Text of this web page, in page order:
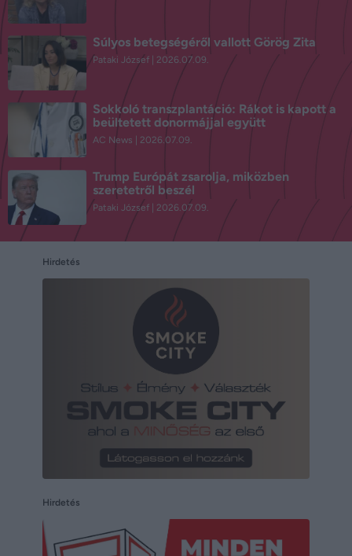
Súlyos betegségéről vallott Görög Zita
Pataki József 2026.07.09.
Sokkoló transzplantáció: Rákot is kapott a
beültetett donormájjal együtt
AC News 2026.07.09.
Trump Európát zsarolja, miközben
szeretetről beszél
Pataki József 2026.07.09.
Hirdetés
Hirdetés